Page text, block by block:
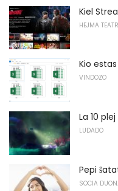
Kiel
HEJMA
Kio
VINDOZO
La 10
LUDADO
Pepi
SOCIA